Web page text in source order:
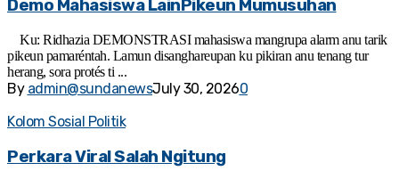
Demo Mahasiswa LainPikeun Mumusuhan
Ku: Ridhazia DEMONSTRASI mahasiswa mangrupa alarm anu tarik
pikeun pamaréntah. Lamun disanghareupan ku pikiran anu tenang tur
herang, sora protés ti ...
By admin@sundanewsJuly 30, 20260
Kolom Sosial Politik
Perkara Viral Salah Ngitung